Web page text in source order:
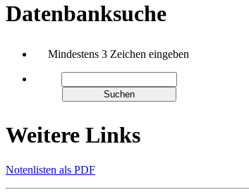
Datenbanksuche
Mindestens 3 Zeichen eingeben
Weitere Links
Notenlisten als PDF